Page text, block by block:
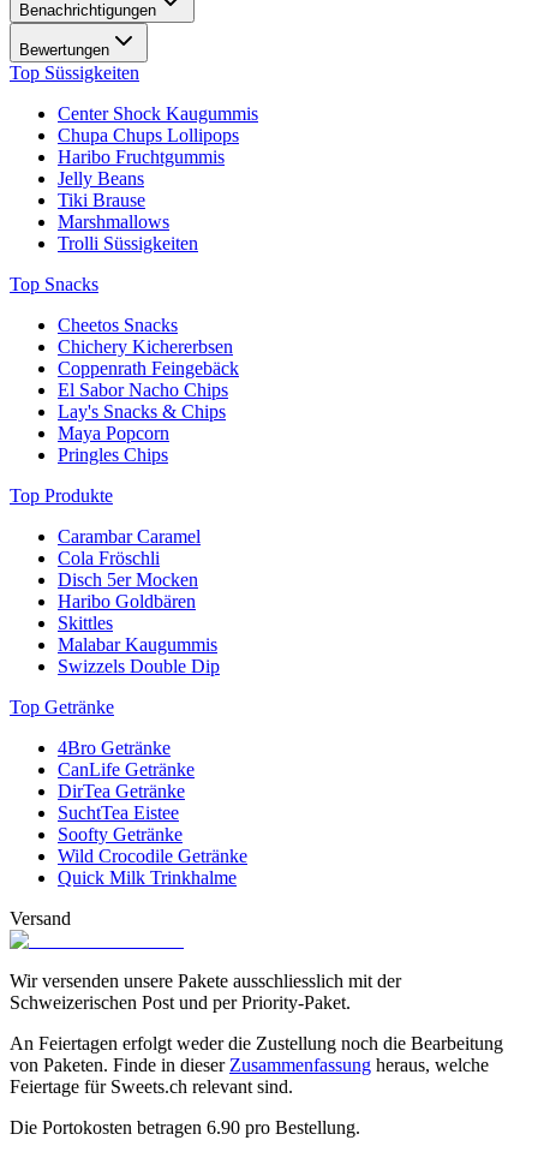
Benachrichtigungen
Bewertungen
Top Süssigkeiten
Center Shock Kaugummis
Chupa Chups Lollipops
Haribo Fruchtgummis
Jelly Beans
Tiki Brause
Marshmallows
Trolli Süssigkeiten
Top Snacks
Cheetos Snacks
Chichery Kichererbsen
Coppenrath Feingebäck
El Sabor Nacho Chips
Lay's Snacks & Chips
Maya Popcorn
Pringles Chips
Top Produkte
Carambar Caramel
Cola Fröschli
Disch 5er Mocken
Haribo Goldbären
Skittles
Malabar Kaugummis
Swizzels Double Dip
Top Getränke
4Bro Getränke
CanLife Getränke
DirTea Getränke
SuchtTea Eistee
Soofty Getränke
Wild Crocodile Getränke
Quick Milk Trinkhalme
Versand
Wir versenden unsere Pakete ausschliesslich mit der
Schweizerischen Post und per Priority-Paket.
An Feiertagen erfolgt weder die Zustellung noch die Bearbeitung
von Paketen. Finde in dieser Zusammenfassung heraus, welche
Feiertage für Sweets.ch relevant sind.
Die Portokosten betragen 6.90 pro Bestellung.